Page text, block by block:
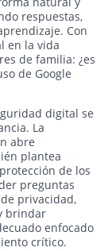
respuestas,
Con
en la vida
de familia: ¿es
de Google
digital se
La
abre
plantea
de los
preguntas
privacidad,
brindar
enfocado
crítico.